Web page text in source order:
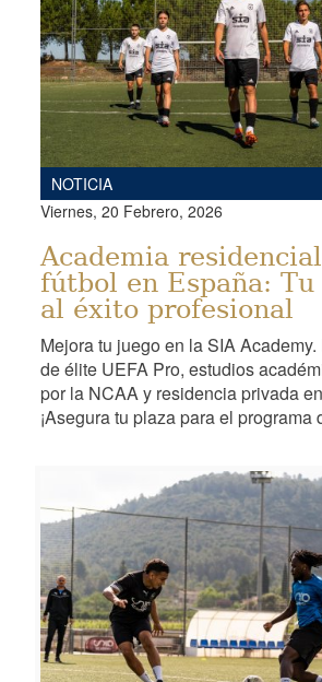
NOTICIA
Viernes, 20 Febrero, 2026
Academia
fútbol en España:
al éxito profesional
Mejora tu juego en la SIA
de élite UEFA Pro, estudios
por la NCAA y residencia privada
¡Asegura tu plaza para el programa